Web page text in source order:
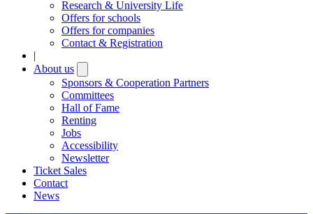
Research & University Life
Offers for schools
Offers for companies
Contact & Registration
|
About us
submenu
Sponsors & Cooperation Partners
Committees
Hall of Fame
Renting
Jobs
Accessibility
Newsletter
Ticket Sales
Contact
News